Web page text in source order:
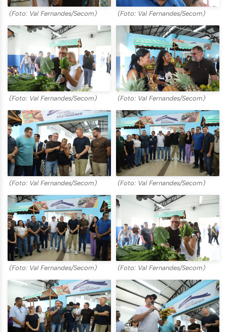
(Foto: Val Fernandes/Secom) (Foto: Val Fernandes/Secom)
(Foto: Val Fernandes/Secom) (Foto: Val Fernandes/Secom)
(Foto: Val Fernandes/Secom) (Foto: Val Fernandes/Secom)
(Foto: Val Fernandes/Secom) (Foto: Val Fernandes/Secom)